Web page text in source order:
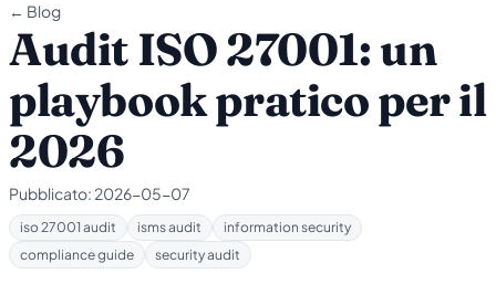
← Blog
Audit ISO 27001: un
playbook pratico per il
2026
Pubblicato: 2026-05-07
iso 27001 audit isms audit
information security
compliance guide
security audit